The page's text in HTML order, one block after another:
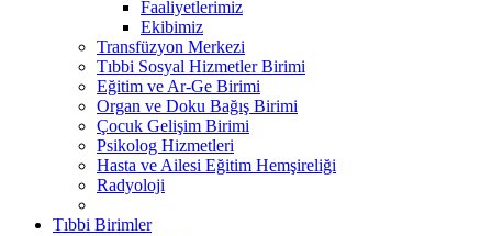
Faaliyetlerimiz
Ekibimiz
Transfüzyon Merkezi
Tıbbi Sosyal Hizmetler Birimi
Eğitim ve Ar-Ge Birimi
Organ ve Doku Bağış Birimi
Çocuk Gelişim Birimi
Psikolog Hizmetleri
Hasta ve Ailesi Eğitim Hemşireliği
Radyoloji
Tıbbi Birimler